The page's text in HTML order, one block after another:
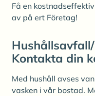
Få en
av på ert Företag!
Kontakta din
Med hushåll avses
vasken i vår bostad.